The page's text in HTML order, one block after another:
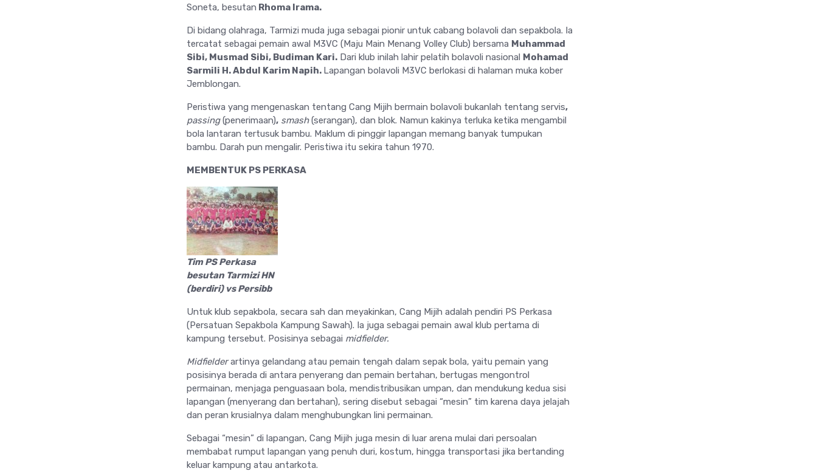
Soneta, besutan Rhoma Irama.
Di bidang olahraga, Tarmizi muda juga sebagai pionir untuk cabang bolavoli dan sepakbola. Ia
tercatat sebagai pemain awal M3VC (Maju Main Menang Volley Club) bersama Muhammad
Sibi, Musmad Sibi, Budiman Kari. Dari klub inilah lahir pelatih bolavoli nasional Mohamad
Sarmili H. Abdul Karim Napih. Lapangan bolavoli M3VC berlokasi di halaman muka kober
Jemblongan.
Peristiwa yang mengenaskan tentang Cang Mijih bermain bolavoli bukanlah tentang servis,
passing(penerimaan), smash(serangan), dan blok. Namun kakinya terluka ketika mengambil
bola lantaran tertusuk bambu. Maklum di pinggir lapangan memang banyak tumpukan
bambu. Darah pun mengalir. Peristiwa itu sekira tahun 1970.
MEMBENTUK PS PERKASA
Tim PS Perkasa
besutan Tarmizi HN
(berdiri) vs Persibb
Untuk klub sepakbola, secara sah dan meyakinkan, Cang Mijih adalah pendiri PS Perkasa
(Persatuan Sepakbola Kampung Sawah). Ia juga sebagai pemain awal klub pertama di
kampung tersebut. Posisinya sebagai midfielder.
Midfielderartinya gelandang atau pemain tengah dalam sepak bola, yaitu pemain yang
posisinya berada di antara penyerang dan pemain bertahan, bertugas mengontrol
permainan, menjaga penguasaan bola, mendistribusikan umpan, dan mendukung kedua sisi
lapangan (menyerang dan bertahan), sering disebut sebagai “mesin” tim karena daya jelajah
dan peran krusialnya dalam menghubungkan lini permainan.
Sebagai “mesin” di lapangan, Cang Mijih juga mesin di luar arena mulai dari persoalan
membabat rumput lapangan yang penuh duri, kostum, hingga transportasi jika bertanding
keluar kampung atau antarkota.